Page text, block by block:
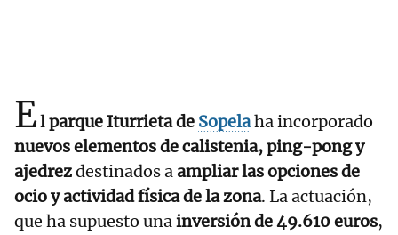
Elparque Iturrieta de Sopelaha incorporado
nuevos elementos de calistenia, ping-pong y
ajedrezdestinados aampliar las opciones de
ocio y actividad física de la zona. La actuación,
que ha supuesto unainversión de 49.610 euros,